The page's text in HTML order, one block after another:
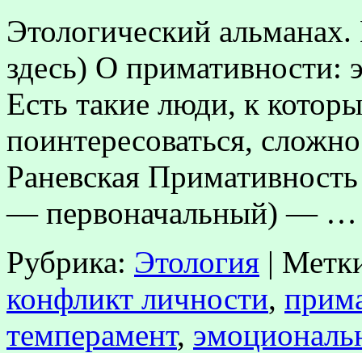
Этологический
здесь) О примативности:
Есть такие люди, к
поинтересоваться,
Раневская
— первоначальный) —
Рубрика: Этология |
конфликт личности,
темперамент,